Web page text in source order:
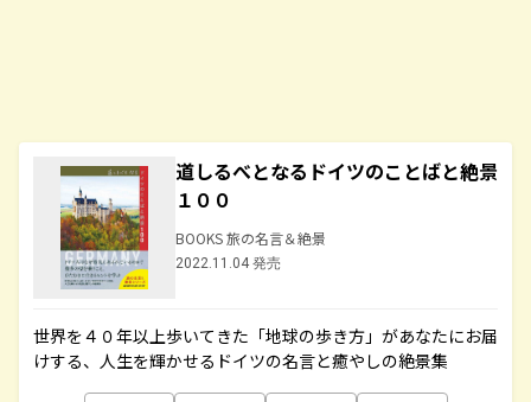
道しるべとなるドイツのことばと絶景
１００
BOOKS 旅の名言＆絶景
2022.11.04 発売
世界を４０年以上歩いてきた「地球の歩き方」があなたにお届
けする、人生を輝かせるドイツの名言と癒やしの絶景集